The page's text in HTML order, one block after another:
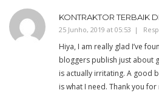
KONTRAKTOR TERBAIK
25 Junho, 2019 at 05:53
Hiya, I am really glad I’ve
bloggers publish just about
is actually irritating. A good
is what I need. Thank you